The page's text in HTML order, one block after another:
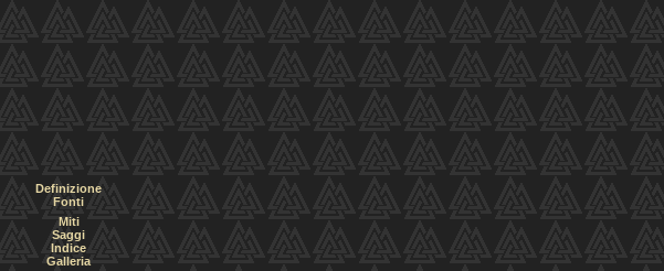
Definizione
Fonti
Miti
Saggi
Indice
Galleria